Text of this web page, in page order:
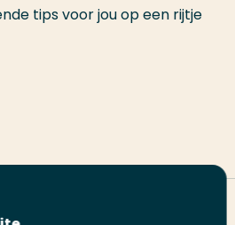
tips voor jou op een rijtje